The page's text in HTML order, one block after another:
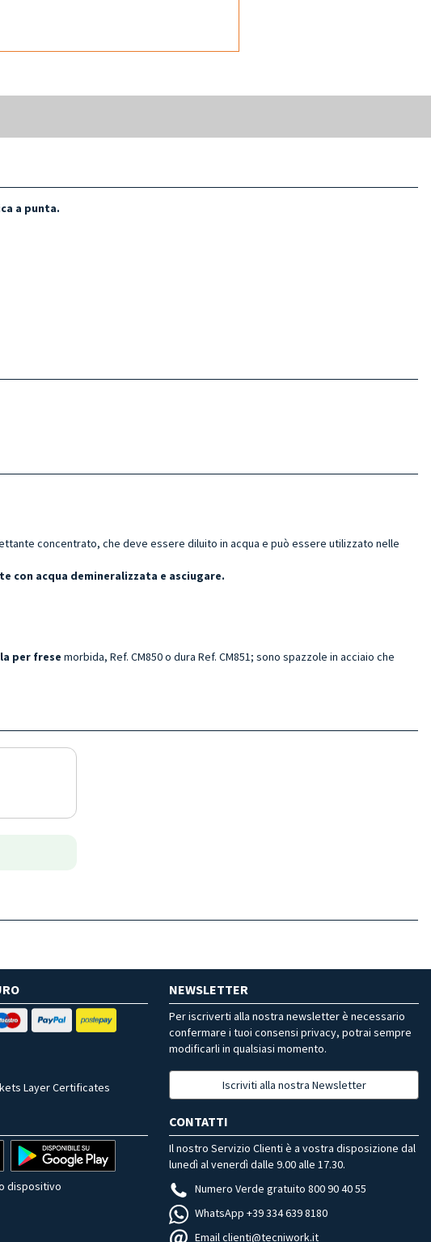
a punta.
concentrato, che deve essere diluito in acqua e può essere utilizzato nelle
con acqua demineralizzata e asciugare.
per frese morbida, Ref. CM850 o dura Ref. CM851; sono spazzole in acciaio che
Layer Certificates
NEWSLETTER
Per iscriverti alla nostra newsletter è necessario
confermare i tuoi consensi privacy, potrai sempre
modificarli in qualsiasi momento.
Iscriviti alla nostra Newsletter
dispositivo
CONTATTI
Il nostro Servizio Clienti è a vostra disposizione dal
lunedì al venerdì dalle 9.00 alle 17.30.
Numero Verde gratuito 800 90 40 55
WhatsApp +39 334 639 8180
Email clienti@tecniwork.it